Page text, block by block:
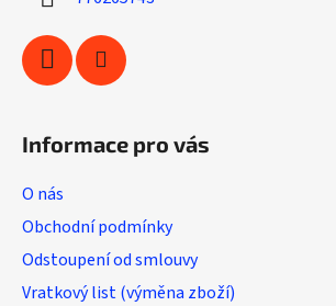
Informace pro vás
O nás
Obchodní podmínky
Odstoupení od smlouvy
Vratkový list (výměna zboží)